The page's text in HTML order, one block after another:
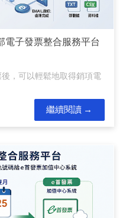
電子發票整合服務平台
，可以輕鬆地取得銷項電
繼續閱讀